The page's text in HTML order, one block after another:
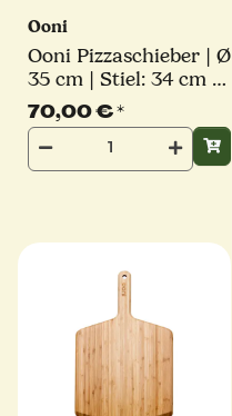
Ooni
Ooni Pizzaschieber | Ø
35 cm | Stiel: 34 cm |
perforiert | eckig
70,00 €*